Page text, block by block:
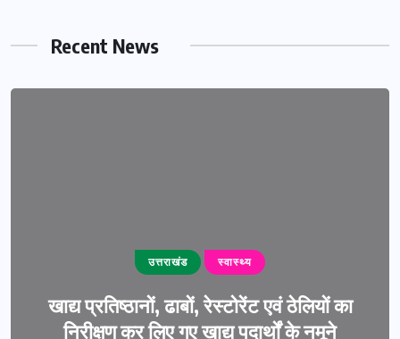
Recent News
उत्तराखंड स्वास्थ्य
खाद्य प्रतिष्ठानों, ढाबों, रेस्टोरेंट एवं ठेलियों का
निरीक्षण कर लिए गए खाद्य पदार्थों के नमूने